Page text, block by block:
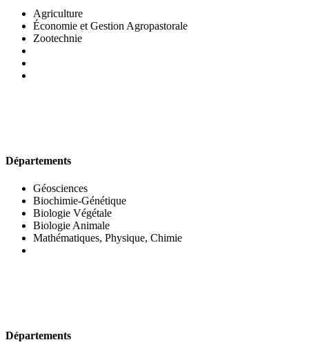
Agriculture
Économie et Gestion Agropastorale
Zootechnie
Départements
Géosciences
Biochimie-Génétique
Biologie Végétale
Biologie Animale
Mathématiques, Physique, Chimie
Départements